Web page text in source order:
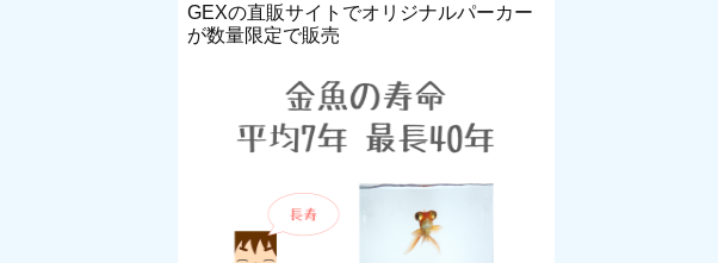
GEXの直販サイトでオリジナルパーカー
が数量限定で販売